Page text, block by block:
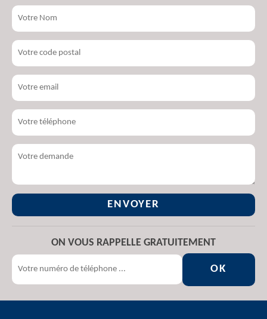
ON VOUS RAPPELLE GRATUITEMENT